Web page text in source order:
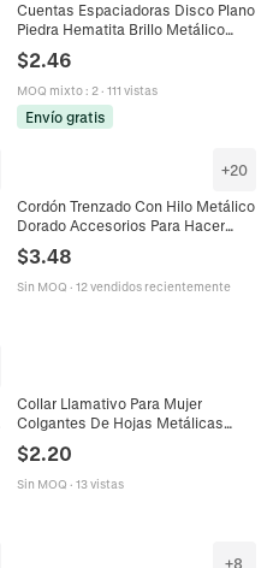
Cuentas Espaciadoras Disco Plano
Piedra Hematita Brillo Metálico
Colorido Galvanizado DIY
Fabricación Joyas Collares
Pulseras Artesanía
$2.46
MOQ mixto: 2· 111 vistas
Envío gratis
+20
Cordón Trenzado Con Hilo Metálico
Dorado Accesorios Para Hacer
Joyas DIY Para Pulseras Collares
$3.48
Sin MOQ · 12 vendidos recientemente
Collar Llamativo Para Mujer
Colgantes De Hojas Metálicas
Capas Múltiples Aleación Gruesa
Estilo Bohemio Étnico Joyería
$2.20
Sin MOQ · 13 vistas
+8